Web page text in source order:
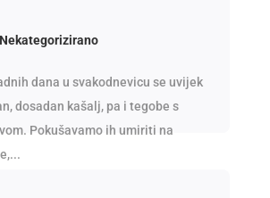
Nekategorizirano
dana u svakodnevicu se uvijek
dosadan kašalj, pa i tegobe s
Pokušavamo ih umiriti na